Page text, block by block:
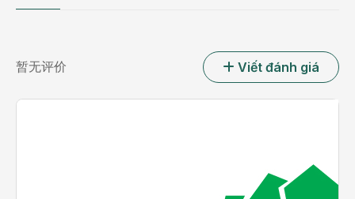
暂无评价 Viết đánh giá